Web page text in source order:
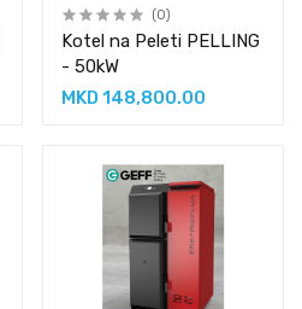
(0)
Kotel na Peleti PELLING
- 50kW
MKD 148,800.00